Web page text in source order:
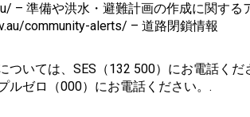
– 準備や洪水・避難計画の作成に関する
community-alerts/ – 道路閉鎖情報
ついては、SES（132 500）にお電話くだ
ルゼロ（000）にお電話ください。.